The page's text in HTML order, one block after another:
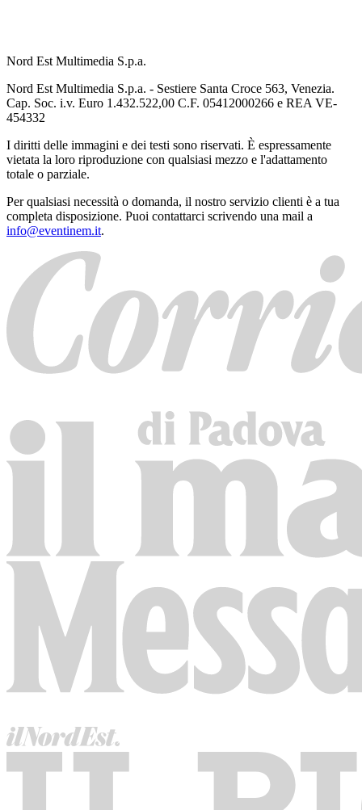
Nord Est Multimedia S.p.a.
Nord Est Multimedia S.p.a. - Sestiere Santa Croce 563, Venezia.
Cap. Soc. i.v. Euro 1.432.522,00 C.F. 05412000266 e REA VE-
454332
I diritti delle immagini e dei testi sono riservati. È espressamente
vietata la loro riproduzione con qualsiasi mezzo e l'adattamento
totale o parziale.
Per qualsiasi necessità o domanda, il nostro servizio clienti è a tua
completa disposizione. Puoi contattarci scrivendo una mail a
info@eventinem.it.